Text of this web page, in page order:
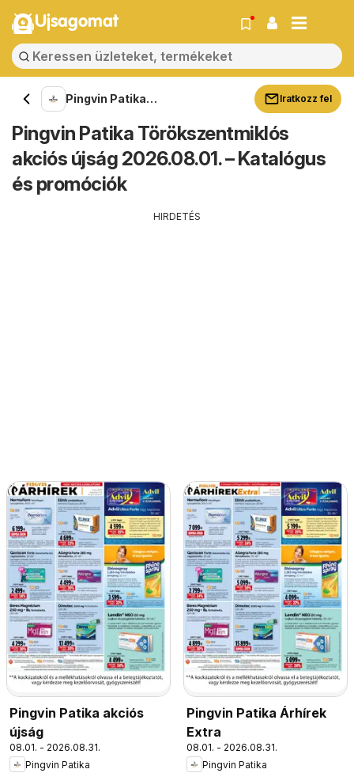
Ujsagomat
Pingvin Patika
Iratkozz fel
Pingvin Patika Törökszentmiklós
akciós újság 2026.08.01. – Katalógus
és promóciók
HIRDETÉS
Pingvin Patika akciós
újság
08.01. - 2026.08.31.
Pingvin Patika
Pingvin Patika Árhírek
Extra
08.01. - 2026.08.31.
Pingvin Patika